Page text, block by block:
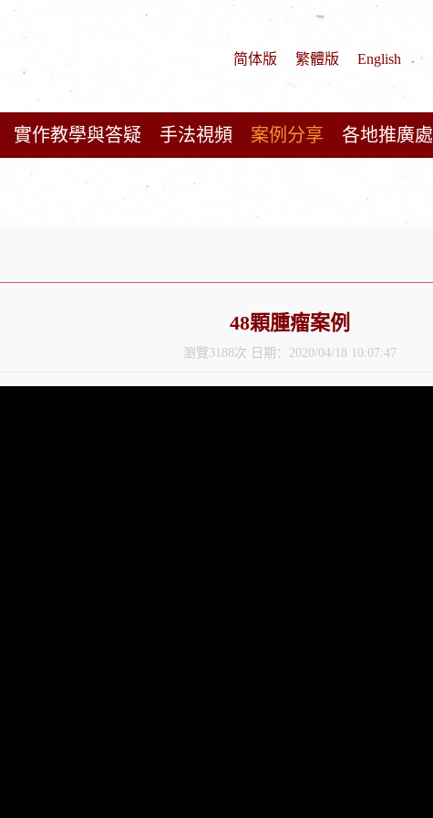
简体版 繁體版 English
實作教學與答疑 手法視頻 案例分享 各地推廣處
48顆腫瘤案例
瀏覽3188次 日期：2020/04/18 10:07:47